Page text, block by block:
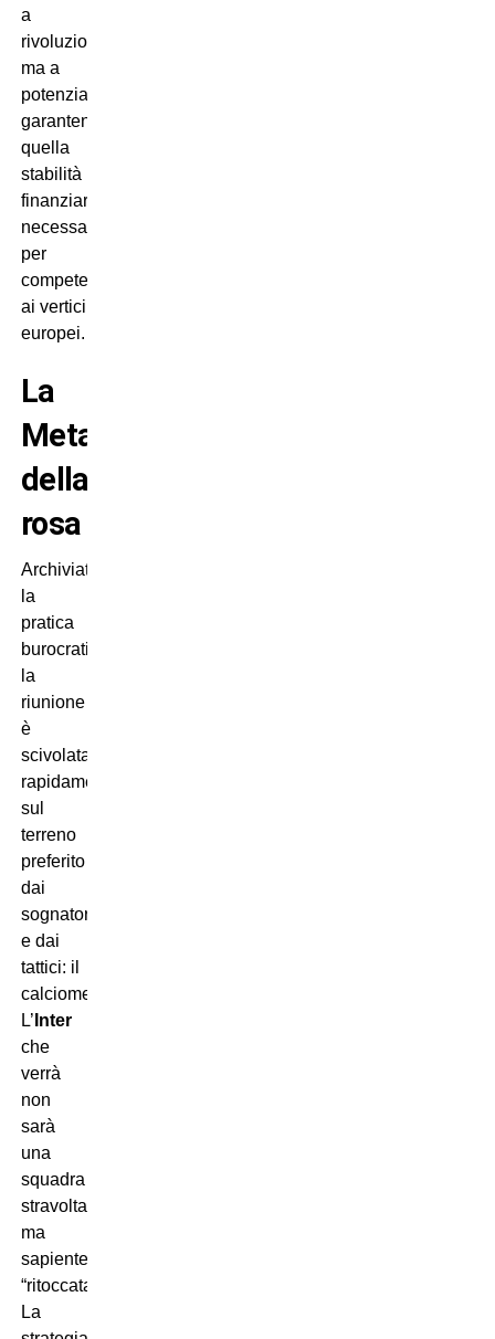
a
rivoluzionare,
ma a
potenziare,
garantendo
quella
stabilità
finanziaria
necessaria
per
competere
ai vertici
europei.
La
Metamorfosi
della
rosa
Archiviata
la
pratica
burocratica,
la
riunione
è
scivolata
rapidamente
sul
terreno
preferito
dai
sognatori
e dai
tattici: il
calciomercato.
L’ Inter
che
verrà
non
sarà
una
squadra
stravolta,
ma
sapientemente
“ritoccata”.
La